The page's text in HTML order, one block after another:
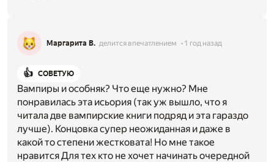
Маргарита В. делится впечатлением 1 год назад
👍 СОВЕТУЮ
Вампиры и особняк? Что еще нужно? Мне
понравилась эта исьория (так уж вышло, что я
читала две вампирские книги подряд и эта гараздо
лучше). Концовка супер неожиданная и даже в
какой то степени жестковата! Но мне такое
нравится Для тех кто не хочет начинать очередной